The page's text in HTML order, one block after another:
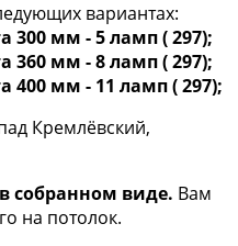
вариантах:
мм - 5 ламп ( 297);
мм - 8 ламп ( 297);
мм - 11 ламп ( 297);
Кремлёвский,
собранном виде. Вам
на потолок.